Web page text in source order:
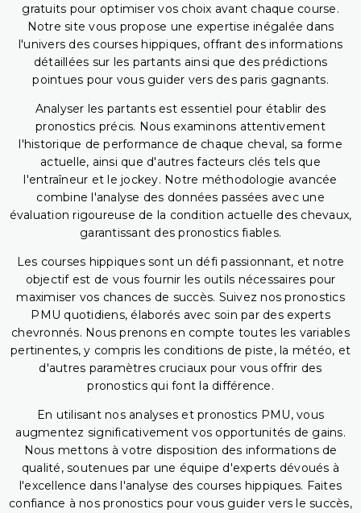
gratuits pour optimiser vos choix avant chaque course.
Notre site vous propose une expertise inégalée dans
l'univers des courses hippiques, offrant des informations
détaillées sur les partants ainsi que des prédictions
pointues pour vous guider vers des paris gagnants.
Analyser les partants est essentiel pour établir des
pronostics précis. Nous examinons attentivement
l'historique de performance de chaque cheval, sa forme
actuelle, ainsi que d'autres facteurs clés tels que
l'entraîneur et le jockey. Notre méthodologie avancée
combine l'analyse des données passées avec une
évaluation rigoureuse de la condition actuelle des chevaux,
garantissant des pronostics fiables.
Les courses hippiques sont un défi passionnant, et notre
objectif est de vous fournir les outils nécessaires pour
maximiser vos chances de succès. Suivez nos pronostics
PMU quotidiens, élaborés avec soin par des experts
chevronnés. Nous prenons en compte toutes les variables
pertinentes, y compris les conditions de piste, la météo, et
d'autres paramètres cruciaux pour vous offrir des
pronostics qui font la différence.
En utilisant nos analyses et pronostics PMU, vous
augmentez significativement vos opportunités de gains.
Nous mettons à votre disposition des informations de
qualité, soutenues par une équipe d'experts dévoués à
l'excellence dans l'analyse des courses hippiques. Faites
confiance à nos pronostics pour vous guider vers le succès,